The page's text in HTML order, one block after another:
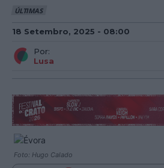
ÚLTIMAS
18 Setembro, 2025 - 08:00
Por:
Lusa
Foto: Hugo Calado